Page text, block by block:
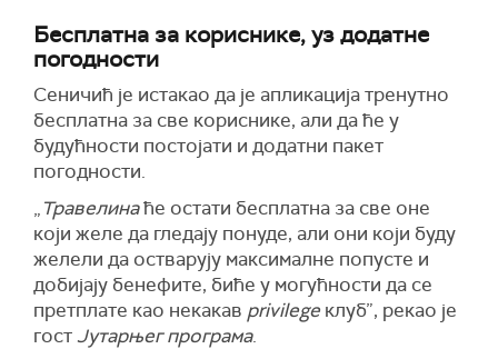
Бесплатна за кориснике, уз додатне
погодности
Сеничић је истакао да је апликација тренутно
бесплатна за све кориснике, али да ће у
будућности постојати и додатни пакет
погодности.
„Травелинаће остати бесплатна за све оне
који желе да гледају понуде, али они који буду
желели да остварују максималне попусте и
добијају бенефите, биће у могућности да се
претплате као некакав privilegeклуб”, рекао је
гост Јутарњег програма.